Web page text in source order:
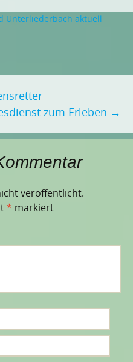
Unterliederbach aktuell
zum Erleben →
veröffentlicht.
* markiert